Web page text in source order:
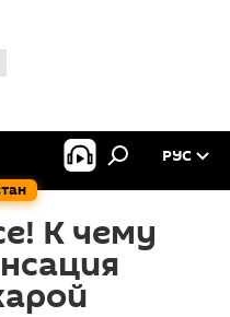
РУС
К чему